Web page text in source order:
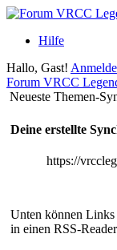
Hilfe
Hallo, Gast!
Forum VRCC
Neueste Themen-
Deine erstellte
https://
Unten können Links
in einen RSS-